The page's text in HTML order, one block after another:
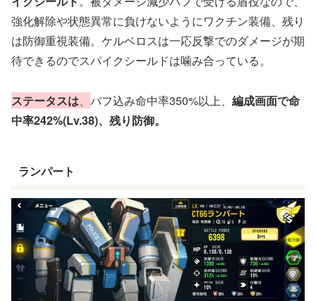
強化解除や状態異常に負けないようにワクチン装備、残り
は防御重視装備。ケルベロスは一応反撃でのダメージが期
待できるのでスパイクシールドは噛み合っている。
ステータスは、 バフ込み命中率350%以上、 編成画面で命
中率242%(Lv.38)、残り防御。
ランパート